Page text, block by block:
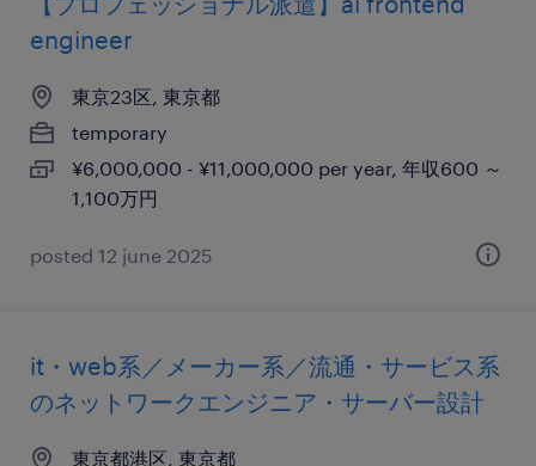
engineer
東京23区, 東京都
temporary
¥6,000,000 - ¥11,000,000 per year, 年収600 ～
1,100万円
posted 12 june 2025
it・web系／メーカー系／流通・サービス系
のネットワークエンジニア・サーバー設計
東京都港区, 東京都